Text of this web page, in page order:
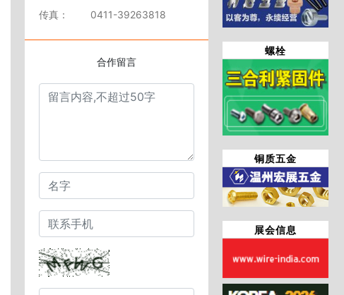
螺栓
铜质五金
展会信息
传真：
0411-39263818
合作留言